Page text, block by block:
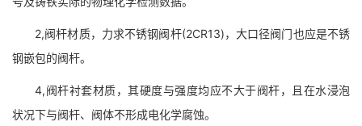
2,阀杆材质，力求不锈钢阀杆(2CR13)，大口径阀门也应是不锈
钢嵌包的阀杆。
4,阀杆衬套材质，其硬度与强度均应不大于阀杆，且在水浸泡
状况下与阀杆、阀体不形成电化学腐蚀。